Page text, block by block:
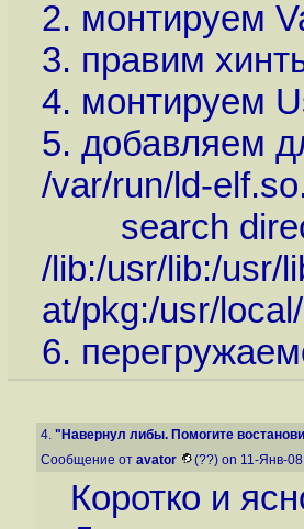
2. монтируем
3. правим
4. монтируем
5. добавляем
/var/run/ld-
search
/lib:/usr/lib:/usr/
at/pkg:/usr/
6.
4. "Навернул либы. Помогите
Сообщение от avator (??) on 11-Янв-
Коротко и